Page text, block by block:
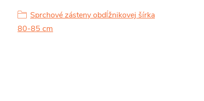
Sprchové zásteny obdĺžnikovej šírka
80-85 cm